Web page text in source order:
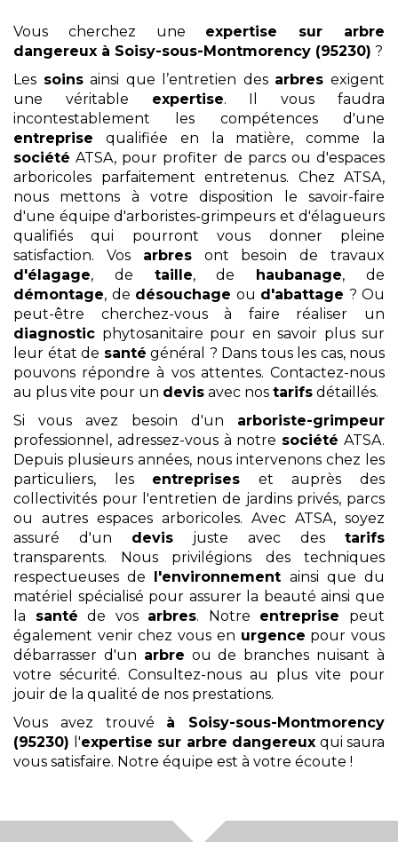
Vous cherchez une expertise sur arbre
dangereux à Soisy-sous-Montmorency (95230) ?
Les soinsainsi que l’entretien des arbres exigent
une véritable expertise. Il vous faudra
incontestablement les compétences d'une
entreprise qualifiée en la matière, comme la
société ATSA, pour profiter de parcs ou d'espaces
arboricoles parfaitement entretenus. Chez ATSA,
nous mettons à votre disposition le savoir-faire
d'une équipe d'arboristes-grimpeurs et d'élagueurs
qualifiés qui pourront vous donner pleine
satisfaction. Vos arbresont besoin de travaux
d'élagage, de taille, de haubanage, de
démontage, de désouchage ou d'abattage ? Ou
peut-être cherchez-vous à faire réaliser un
diagnostic phytosanitaire pour en savoir plus sur
leur état de santé général ? Dans tous les cas, nous
pouvons répondre à vos attentes. Contactez-nous
au plus vite pour un devis avec nos tarifs détaillés.
Si vous avez besoin d'un arboriste-grimpeur
professionnel, adressez-vous à notre société ATSA.
Depuis plusieurs années, nous intervenons chez les
particuliers, les entreprises et auprès des
collectivités pour l'entretien de jardins privés, parcs
ou autres espaces arboricoles. Avec ATSA, soyez
assuré d'un devis juste avec des tarifs
transparents. Nous privilégions des techniques
respectueuses de l'environnement ainsi que du
matériel spécialisé pour assurer la beauté ainsi que
la santé de vos arbres. Notre entreprise peut
également venir chez vous en urgence pour vous
débarrasser d'un arbre ou de branches nuisant à
votre sécurité. Consultez-nous au plus vite pour
jouir de la qualité de nos prestations.
Vous avez trouvé à Soisy-sous-Montmorency
(95230) l'expertise sur arbre dangereux qui saura
vous satisfaire. Notre équipe est à votre écoute !